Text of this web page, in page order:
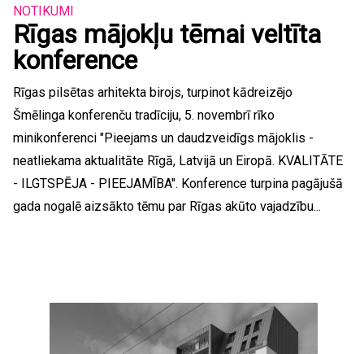
NOTIKUMI
Rīgas mājokļu tēmai veltīta
konference
Rīgas pilsētas arhitekta birojs, turpinot kādreizējo
Šmēlinga konferenču tradīciju, 5. novembrī rīko
minikonferenci "Pieejams un daudzveidīgs mājoklis -
neatliekama aktualitāte Rīgā, Latvijā un Eiropā. KVALITĀTE
- ILGTSPĒJA - PIEEJAMĪBA". Konference turpina pagājušā
gada nogalē aizsākto tēmu par Rīgas akūto vajadzību...